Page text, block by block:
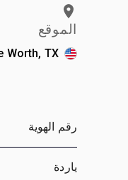
الموقع
Worth, TX
رقم الهوية
ياردة